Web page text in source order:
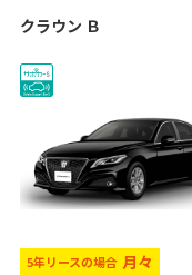
クラウン Ｂ
5年リースの場合 月々